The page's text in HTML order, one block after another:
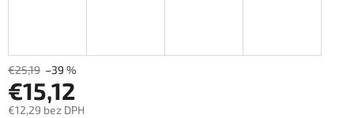
€25,19 –39 %
€15,12
€12,29 bez DPH